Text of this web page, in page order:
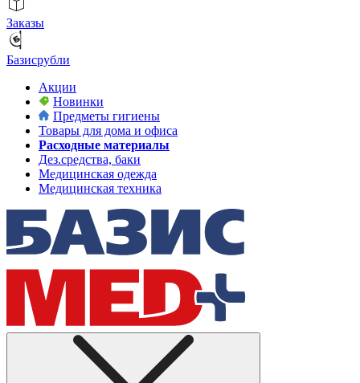
Заказы
Базисрубли
Акции
Новинки
Предметы гигиены
Товары для дома и офиса
Расходные материалы
Дез.средства, баки
Медицинская одежда
Медицинская техника